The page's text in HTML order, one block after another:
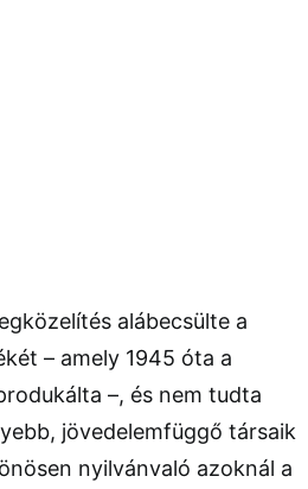
alábecsülte a
– amely 1945 óta a
–, és nem tudta
jövedelemfüggő társaik
nyilvánvaló azoknál a